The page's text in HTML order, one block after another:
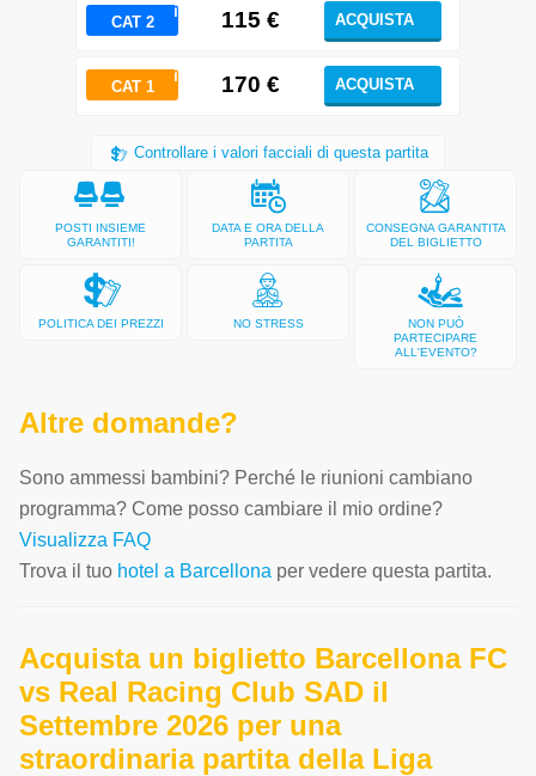
ℹ
CAT 2 115 € ACQUISTA
ℹ
CAT 1 170 € ACQUISTA
Controllare i valori facciali di questa partita
POSTI INSIEME
GARANTITI!
DATA E ORA DELLA
PARTITA
CONSEGNA GARANTITA
DEL BIGLIETTO
POLITICA DEI PREZZI NO STRESS
NON PUÒ
PARTECIPARE
ALL'EVENTO?
Altre domande?
Sono ammessi bambini? Perché le riunioni cambiano
programma? Come posso cambiare il mio ordine?
Visualizza FAQ
Trova il tuo hotel a Barcellona per vedere questa partita.
Acquista un biglietto Barcellona FC
vs Real Racing Club SAD il
Settembre 2026 per una
straordinaria partita della Liga